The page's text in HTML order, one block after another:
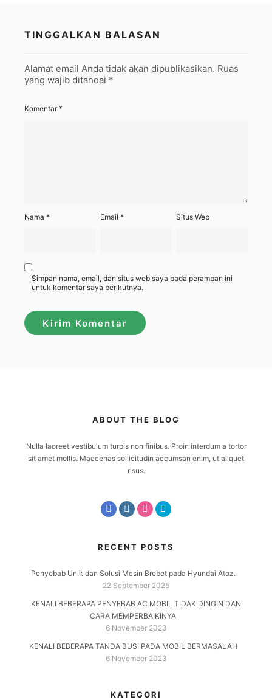
TINGGALKAN BALASAN
Alamat email Anda tidak akan dipublikasikan. Ruas
yang wajib ditandai *
Komentar*
Nama * Email* Situs Web
Simpan nama, email, dan situs web saya pada peramban ini
untuk komentar saya berikutnya.
ABOUT THE BLOG
Nulla laoreet vestibulum turpis non finibus. Proin interdum a tortor
sit amet mollis. Maecenas sollicitudin accumsan enim, ut aliquet
risus.
RECENT POSTS
Penyebab Unik dan Solusi Mesin Brebet pada Hyundai Atoz.
22 September 2025
KENALI BEBERAPA PENYEBAB AC MOBIL TIDAK DINGIN DAN
CARA MEMPERBAIKINYA
6 November 2023
KENALI BEBERAPA TANDA BUSI PADA MOBIL BERMASALAH
6 November 2023
KATEGORI